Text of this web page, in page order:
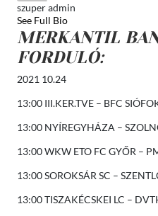
szuper admin
See Full Bio
MERKANTIL
FORDULÓ:
2021 10.24
13:00 III.KER.TVE – BFC
13:00 NYÍREGYHÁZA –
13:00 WKW ETO FC GYŐR –
13:00 SOROKSÁR SC –
13:00 TISZAKÉCSKEI LC –